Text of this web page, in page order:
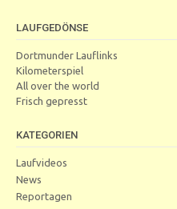
LAUFGEDÖNSE
Dortmunder Lauflinks
Kilometerspiel
All over the world
Frisch gepresst
KATEGORIEN
Laufvideos
News
Reportagen